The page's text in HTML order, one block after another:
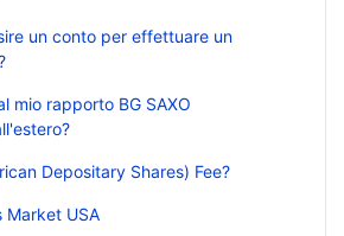
un conto per effettuare un
mio rapporto BG SAXO
Depositary Shares) Fee?
Market USA